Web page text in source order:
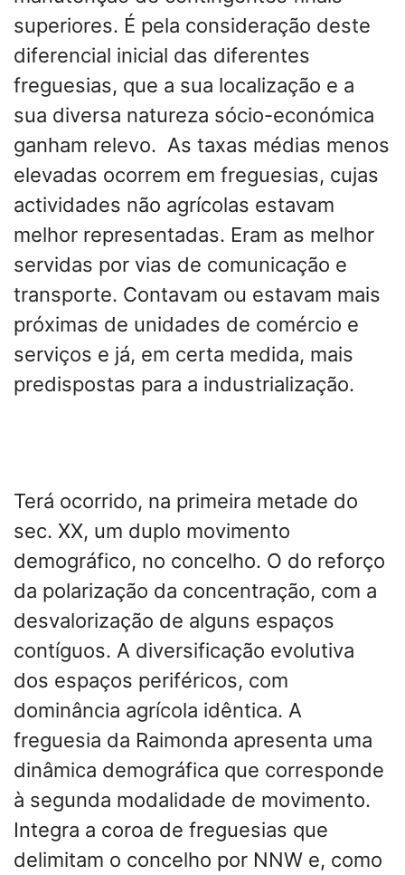
superiores. É pela consideração deste
diferencial inicial das diferentes
freguesias, que a sua localização e a
sua diversa natureza sócio-económica
ganham relevo. As taxas médias menos
elevadas ocorrem em freguesias, cujas
actividades não agrícolas estavam
melhor representadas. Eram as melhor
servidas por vias de comunicação e
transporte. Contavam ou estavam mais
próximas de unidades de comércio e
serviços e já, em certa medida, mais
predispostas para a industrialização.
Terá ocorrido, na primeira metade do
sec. XX, um duplo movimento
demográfico, no concelho. O do reforço
da polarização da concentração, com a
desvalorização de alguns espaços
contíguos. A diversificação evolutiva
dos espaços periféricos, com
dominância agrícola idêntica. A
freguesia da Raimonda apresenta uma
dinâmica demográfica que corresponde
à segunda modalidade de movimento.
Integra a coroa de freguesias que
delimitam o concelho por NNW e, como